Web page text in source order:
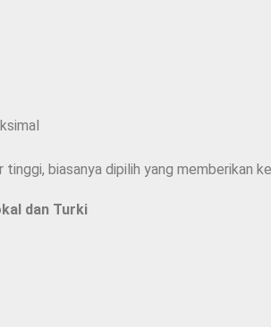
biasanya dipilih yang memberikan
dan Turki